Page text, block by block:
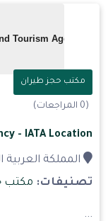
مكتب حجز طيران
(0 المراجعات)
- IATA Location
المملكة
تصنيفات: مكتب
...